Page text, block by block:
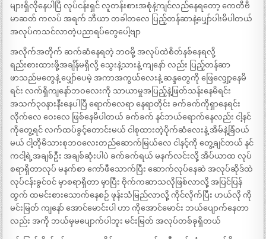
များရှိလိုနေပါပြီ လုပ်ငန်းရှင် လူတန်းစားအစုံနဲ့ကျင်လည်နေရတော့ ကေတီဗီ
မာဆတ် ကလပ် အရက် ဘီယာ တခါတလေ ပြည့်တန်ဆာနဲ့ပျှော်ပါးမိပါတယ်
အလုပ်ကသင်လာတဲ့ပညာရပ်တွေပေါ့ဗျာ
အလိုက်အတိုက် ဆက်ဆံနေရတဲ့ ဘဝမို့ အလုပ်ထဲစိတ်နစ်နေရလို့
ရည်းစားထားဖို့အချိန်မရှိလို့ သွေးနဲ့သားနဲ့ ကျနော် လည်း ပြည့်တန်ဆာ
ဖာသည်မတွေနဲ့ ပျှော်ပေမဲ့ အကာအကွယ်လေးနဲ့ ဆန္ဒတွေကို ဖြေလျှော့နေမိ
ရင်း လက်ရှိကျနော်ဘဝလေးကို သာယာမှုအပြည့်နဲ့ဖြတ်သန်းနေမိရင်း
အသက်၃၀နားနီးနေပါပြီ ရောက်လေရာ နေရာတိုင်း ခက်ခက်ကိုရှာနေရင်း
လိုက်လေ ဝေးလေ ဖြစ်နေမိပါတယ် ခက်ခက် နင်ဘယ်ရောက်နေလည်း ငါ့နင်
ကိုတွေ့ရင် လက်ထပ်ခွင့်တောင်းမယ် ငါစုထားတဲ့ပိုက်ဆံလေးနဲ့ အိမ်နဲ့ခြံဝယ်
မယ် ငါ့တိုမိသားစုဘဝလေးတည်ဆောက်မြယ်လေ ငါနင့်ကို တွေ့ချင်တယ် နင်
ကငါ့ရဲ့အချစ်ဦး အချစ်ဆုံးပါပဲ ခက်ခက်ရယ် မနက်လင်းလို့ အိပ်ယာထ လုပ်
စရာရှိတာလုပ် မနက်စာ ကော်ဖီသောက်ပြီး ဆောက်လုပ်နေဆဲ အလုပ်ဆိုဒ်ထဲ
လုပ်ငန်းခွင်ဝင် မှာစရာရှိတာ မှာပြီး ဗိုက်ကဆာသလိုဖြစ်လာလို့ အပြင်ပြန်
ထွက် ထမင်းစားသောက်နေစဉ် ဖုန်းသံမြည်လာလို့ ကိုင်လိုက်ပြီး ဟယ်လို ကို
မင်းမြတ် ကျနော် အောင်မောင်းပါ ဟာ ကိုအောင်မောင်း ဘယ်ပျောက်နေတာ
လည်း အကို ဘယ်မှမပျောက်ပါဘူး မင်းမြတ် အလုပ်တစ်ခုရှိတယ်